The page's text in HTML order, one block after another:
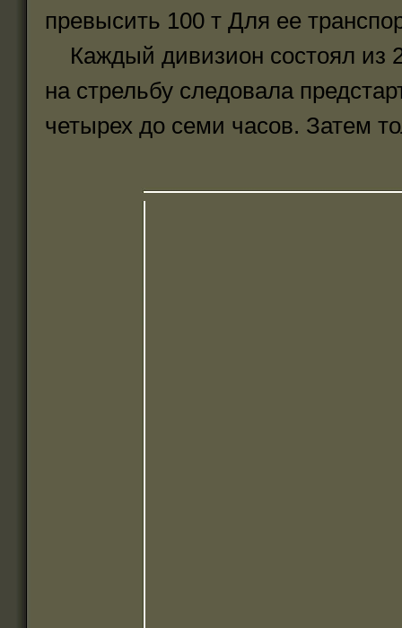
превысить 100 т Для ее
Каждый дивизион состоял из
на стрельбу следовала
четырех до семи часов. Затем